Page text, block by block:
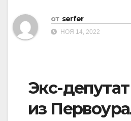
от serfer
НОЯ 14, 2022
Экс-депутат
из